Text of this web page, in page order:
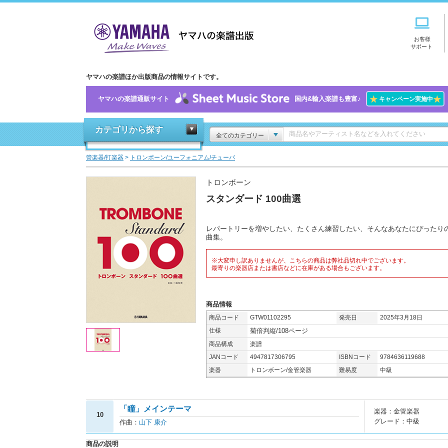
お客様
サポート
ヤマハの楽譜ほか出版商品の情報サイトです。
ヤマハの楽譜通販サイト 国内&輸入楽譜も豊富♪ ★キャンペーン実施中★
カテゴリから探す
全てのカテゴリー
管楽器/打楽器 > トロンボーン/ユーフォニアム/チューバ
トロンボーン
スタンダード 100曲選
レパートリーを増やしたい、たくさん練習したい、そんなあなたにぴったり
曲集。
※大変申し訳ありませんが、こちらの商品は弊社品切れ中でございます。
最寄りの楽器店または書店などに在庫がある場合もございます。
商品情報
商品コード GTW01102295 発売日
2025年3月18日
仕様
菊倍判縦/108ページ
商品構成
楽譜
JANコード
4947817306795 ISBNコード
9784636119688
楽器
トロンボーン/金管楽器 難易度 中級
10
「瞳」メインテーマ
作曲： 山下 康介
楽器：金管楽器
グレード：中級
商品の説明